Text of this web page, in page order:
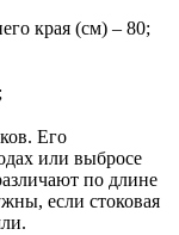
края (см) – 80;
Его
или выбросе
по длине
если стоковая